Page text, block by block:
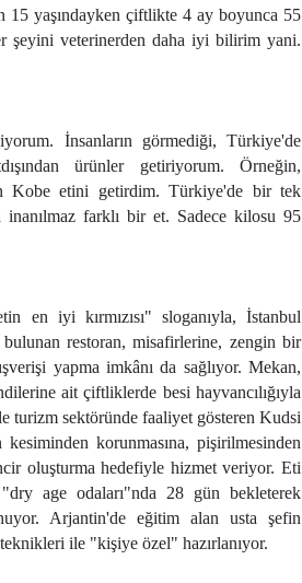
15 yaşındayken çiftlikte 4 ay boyunca 55
şeyini veterinerden daha iyi bilirim yani.
İnsanların görmediği, Türkiye'de
ürünler getiriyorum. Örneğin,
Kobe etini getirdim. Türkiye'de bir tek
farklı bir et. Sadece kilosu 95
en iyi kırmızısı" sloganıyla, İstanbul
restoran, misafirlerine, zengin bir
yapma imkânı da sağlıyor. Mekan,
ait çiftliklerde besi hayvancılığıyla
turizm sektöründe faaliyet gösteren Kudsi
korunmasına, pişirilmesinden
oluşturma hedefiyle hizmet veriyor. Eti
age odaları"nda 28 gün bekleterek
Arjantin'de eğitim alan usta şefin
ile "kişiye özel" hazırlanıyor.